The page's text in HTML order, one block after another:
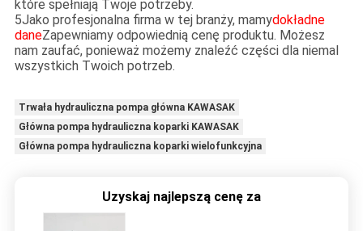
które spełniają Twoje potrzeby.
5Jako profesjonalna firma w tej branży, mamydokładne
daneZapewniamy odpowiednią cenę produktu. Możesz
nam zaufać, ponieważ możemy znaleźć części dla niemal
wszystkich Twoich potrzeb.
Trwała hydrauliczna pompa główna KAWASAK
Główna pompa hydrauliczna koparki KAWASAK
Główna pompa hydrauliczna koparki wielofunkcyjna
Uzyskaj najlepszą cenę za